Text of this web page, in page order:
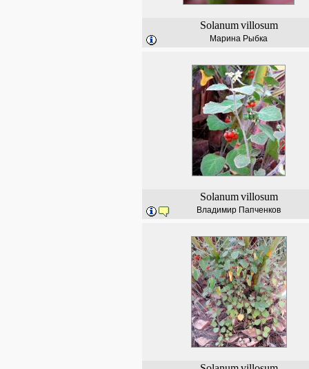
Solanum villosum
Марина Рыбка
Solanum villosum
Владимир Папченков